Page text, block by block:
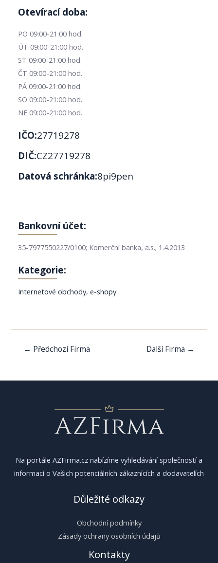
Otevírací doba:
PO 09:00-21:00 hod.
ÚT 09:00-21:00 hod.
ST 09:00-21:00 hod.
ČT 09:00-21:00 hod.
PÁ 09:00-21:00 hod.
SO 09:00-21:00 hod.
NE 09:00-21:00 hod.
IČO:27719278
DIČ:CZ27719278
Datová schránka:8pi9pen
Bankovní účet:
35-7977550227/0100; Komerční banka, a.s.; 1.4.2013
Kategorie:
Internetové obchody, e-shopy
Navigace
← Předchozí Firma Další Firma →
Na portále AZFirma.cz nabízíme vyhledávání společností a
informací o Vašich potenciálních zákaznících a dodavatelích
Důležité odkazy
Obchodní podmínky
Zásady ochrany osobních údajů
Kontakty